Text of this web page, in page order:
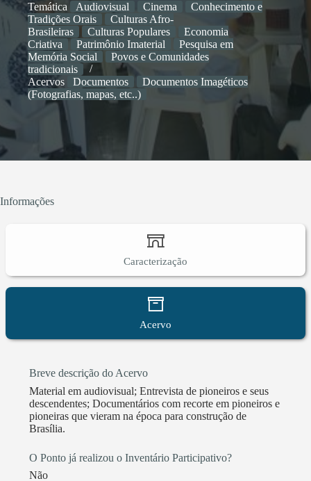
Temática Audiovisual Cinema
Conhecimento e
Tradições Orais
Culturas Afro-
Brasileiras
Culturas Populares
Economia
Criativa
Patrimônio Imaterial
Pesquisa em
Memória Social
Povos e Comunidades
tradicionais
Acervos
Documentos
Documentos Imagéticos
(Fotografias, mapas, etc..)
Informações
Caracterização
Acervo
Breve descrição do Acervo
Material em audiovisual; Entrevista de pioneiros e seus
descendentes; Documentários com recorte em pioneiros e
pioneiras que vieram na época para construção de
Brasília.
O Ponto já realizou o Inventário Participativo?
Não